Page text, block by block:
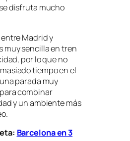
disfruta mucho
Madrid y
muy sencilla en tren
por lo que no
tiempo en el
parada muy
combinar
y un ambiente más
Barcelona en 3